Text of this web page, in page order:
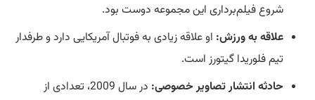
شروع فیلم‌برداری این مجموعه دوست بود.
علاقه به ورزش: او علاقه زیادی به فوتبال آمریکایی دارد و طرفدار
تیم فلوریدا گیتورز است.
حادثه انتشار تصاویر خصوصی:
در سال 2009، تعدادی از